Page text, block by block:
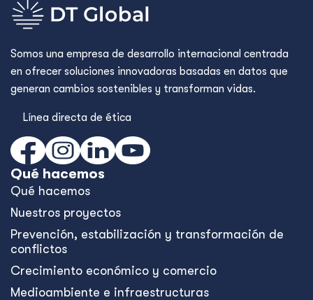
Somos una empresa de desarrollo internacional centrada
en ofrecer soluciones innovadoras basadas en datos que
generan cambios sostenibles y transforman vidas.
Línea directa de ética
Qué hacemos
Qué hacemos
Nuestros proyectos
Prevención, estabilización y transformación de
conflictos
Crecimiento económico y comercio
Medioambiente e infraestructuras